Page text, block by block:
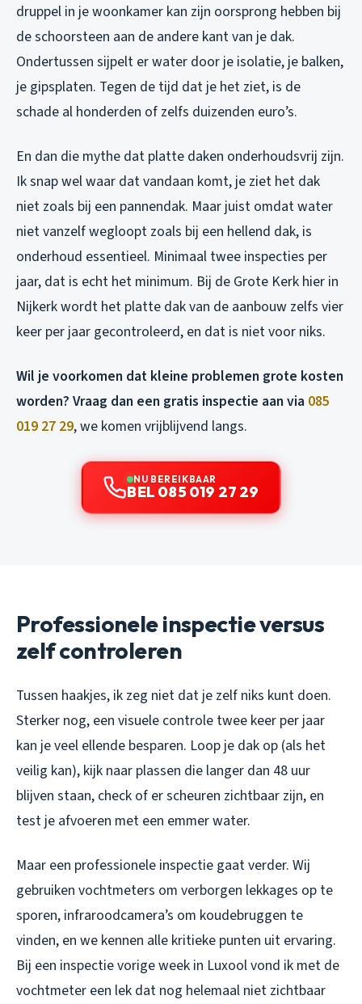
druppel in je woonkamer kan zijn oorsprong hebben bij
de schoorsteen aan de andere kant van je dak.
Ondertussen sijpelt er water door je isolatie, je balken,
je gipsplaten. Tegen de tijd dat je het ziet, is de
schade al honderden of zelfs duizenden euro’s.
En dan die mythe dat platte daken onderhoudsvrij zijn.
Ik snap wel waar dat vandaan komt, je ziet het dak
niet zoals bij een pannendak. Maar juist omdat water
niet vanzelf wegloopt zoals bij een hellend dak, is
onderhoud essentieel. Minimaal twee inspecties per
jaar, dat is echt het minimum. Bij de Grote Kerk hier in
Nijkerk wordt het platte dak van de aanbouw zelfs vier
keer per jaar gecontroleerd, en dat is niet voor niks.
Wil je voorkomen dat kleine problemen grote kosten
worden? Vraag dan een gratis inspectie aan via 085
019 27 29, we komen vrijblijvend langs.
NU BEREIKBAAR
BEL 085 019 27 29
Professionele inspectie versus
zelf controleren
Tussen haakjes, ik zeg niet dat je zelf niks kunt doen.
Sterker nog, een visuele controle twee keer per jaar
kan je veel ellende besparen. Loop je dak op (als het
veilig kan), kijk naar plassen die langer dan 48 uur
blijven staan, check of er scheuren zichtbaar zijn, en
test je afvoeren met een emmer water.
Maar een professionele inspectie gaat verder. Wij
gebruiken vochtmeters om verborgen lekkages op te
sporen, infraroodcamera’s om koudebruggen te
vinden, en we kennen alle kritieke punten uit ervaring.
Bij een inspectie vorige week in Luxool vond ik met de
vochtmeter een lek dat nog helemaal niet zichtbaar